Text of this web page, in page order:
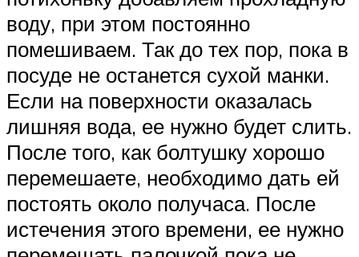
воду, при этом постоянно
помешиваем. Так до тех пор, пока в
посуде не останется сухой манки.
Если на поверхности оказалась
лишняя вода, ее нужно будет слить.
После того, как болтушку хорошо
перемешаете, необходимо дать ей
постоять около получаса. После
истечения этого времени, ее нужно